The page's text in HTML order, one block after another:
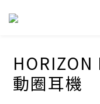
HORIZON
動圈耳機